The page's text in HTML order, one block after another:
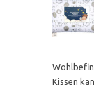
Kissen